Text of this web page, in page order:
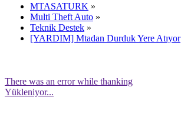
MTASATURK »
Multi Theft Auto »
Teknik Destek »
[YARDIM] Mtadan Durduk Yere Atıyor
There was an error while thanking
Yükleniyor...